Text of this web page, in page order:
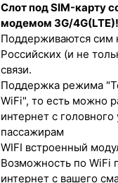
Слот под SIM-карту
модемом 3G/4G(LTE)!
Поддерживаются сим
Российских (и не
связи.
Поддержка режима
WiFi", то есть можно
интернет с головного
пассажирам
WIFI встроенный
Возможность по WiFi
интернет с вашего